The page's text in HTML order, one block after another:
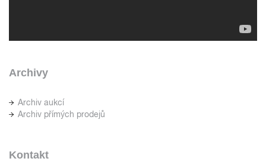
Archivy
Archiv aukcí
Archiv přímých prodejů
Kontakt